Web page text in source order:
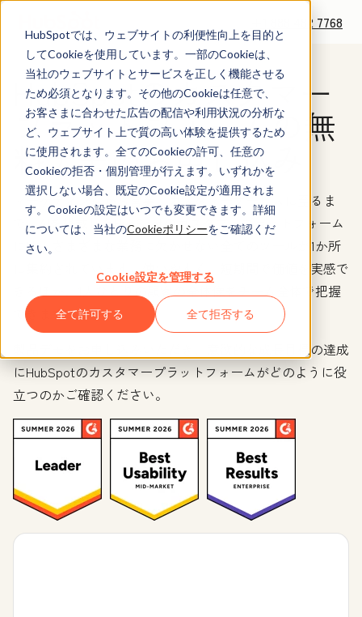
HubSpotでは、ウェブサイトの利便性向上を目的と
してCookieを使用しています。一部のCookieは、
当社のウェブサイトとサービスを正しく機能させる
ため必須となります。その他のCookieは任意で、
お客さまに合わせた広告の配信や利用状況の分析な
ど、ウェブサイト上で質の高い体験を提供するため
に使用されます。全てのCookieの許可、任意の
Cookieの拒否・個別管理が行えます。いずれかを
選択しない場合、既定のCookie設定が適用されま
す。Cookieの設定はいつでも変更できます。詳細
については、当社のCookieポリシーをご確認くだ
さい。
Cookie設定を管理する
全て許可する 全て拒否する
+1 888 482 7768
HubSpotのカスタマー
プラットフォームの無
料デモのお申し込み
マーケティングから営業、カスタマーサービスに至るま
で、AIを搭載したHubSpotのカスタマープラットフォーム
には、さまざまな業務に欠かせない全てのツールが1か所
に集約されています。使いやすく、短期間で価値を実感で
きるほか、1人ひとりの顧客の全体像をチーム全体で把握
できます。
製品デモをお申し込みいただき、意欲的な成長目標の達成
にHubSpotのカスタマープラットフォームがどのように役
立つのかご確認ください。